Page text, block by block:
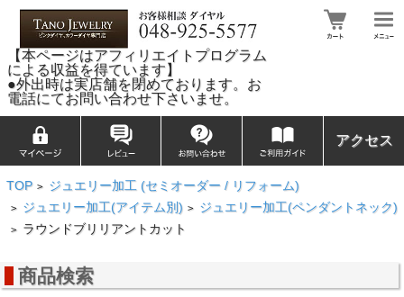
【本ページはアフィリエイトプログラム
による収益を得ています】
●外出時は実店舗を閉めております。お
電話にてお問い合わせ下さいませ。
アクセス
TOP > ジュエリー加工 (セミオーダー / リフォーム)
> ジュエリー加工(アイテム別) > ジュエリー加工(ペンダントネック)
> ラウンドブリリアントカット
商品検索